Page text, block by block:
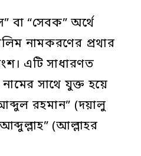
বা “সেবক” অর্থে
নামকরণের প্রথার
এটি সাধারণত
সাথে যুক্ত হয়ে
রহমান” (দয়ালু
(আল্লাহর